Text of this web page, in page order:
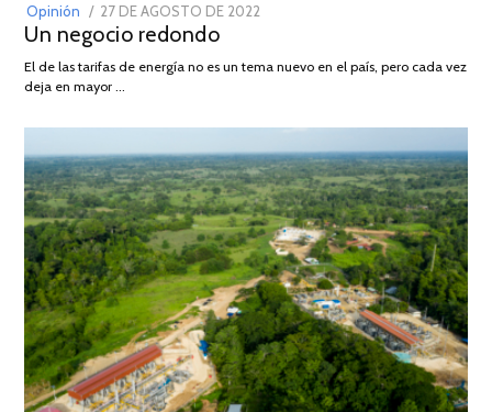
Opinión
POSTED
ON
27 DE AGOSTO DE 2022
DE
Un negocio redondo
El de las tarifas de energía no es un tema nuevo en el país, pero cada vez
deja en mayor …